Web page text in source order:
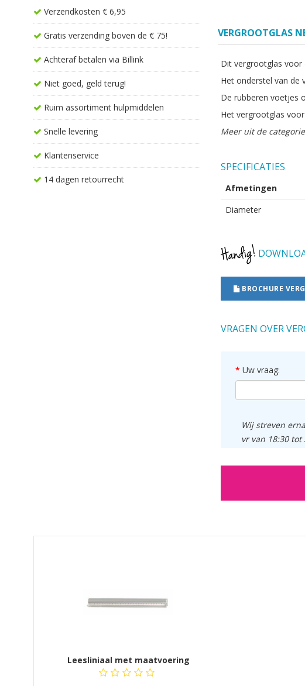
VERGROOTGLAS
Dit vergrootglas voor
Het onderstel van de
De rubberen voetjes
Het vergrootglas
Meer uit de
SPECIFICATIES
Afmetingen
Diameter
BROCHURE
VRAGEN OVER
Uw vraag:
Wij streven
vr van 18:30
Verzendkosten € 6,95
Gratis verzending boven de € 75!
Achteraf betalen via Billink
Niet goed, geld terug!
Ruim assortiment hulpmiddelen
Snelle levering
Klantenservice
14 dagen retourrecht
Leesliniaal met maatvoering